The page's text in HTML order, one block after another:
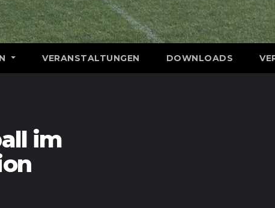
VERANSTALTUNGEN DOWNLOADS
im